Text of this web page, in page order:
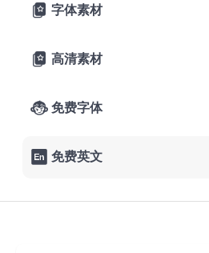
 字体素材
 高清素材
 免费字体
 免费英文